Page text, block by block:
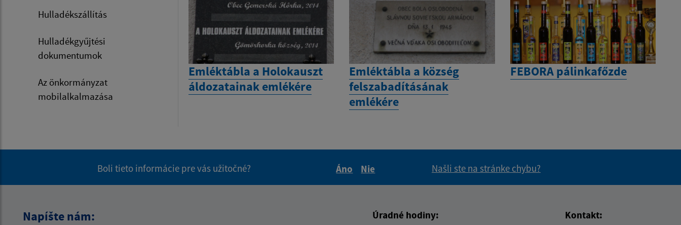
Hulladékszállítás
Hulladékgyűjtési
dokumentumok
Az önkormányzat
mobilalkalmazása
Emléktábla a Holokauszt
áldozatainak emlékére
Emléktábla a község
felszabadításának
emlékére
FEBORA pálinkafőzde
Boli tieto informácie pre vás užitočné?
Áno
Nie
Našli ste na stránke chybu?
Napíšte nám: Úradné hodiny: Kontakt: